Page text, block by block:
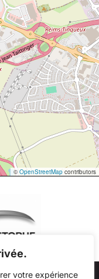
votre expérience
©OpenStreetMap contributors